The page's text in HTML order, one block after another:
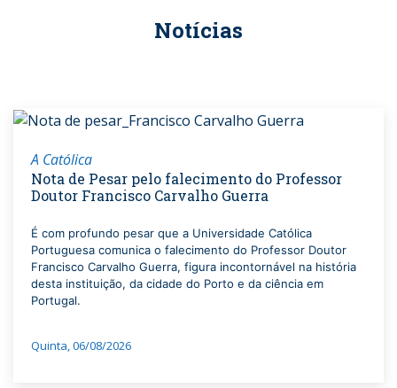
Notícias
A Católica
Nota de Pesar pelo falecimento do Professor
Doutor Francisco Carvalho Guerra
É com profundo pesar que a Universidade Católica
Portuguesa comunica o falecimento do Professor Doutor
Francisco Carvalho Guerra, figura incontornável na história
desta instituição, da cidade do Porto e da ciência em
Portugal.
Quinta, 06/08/2026